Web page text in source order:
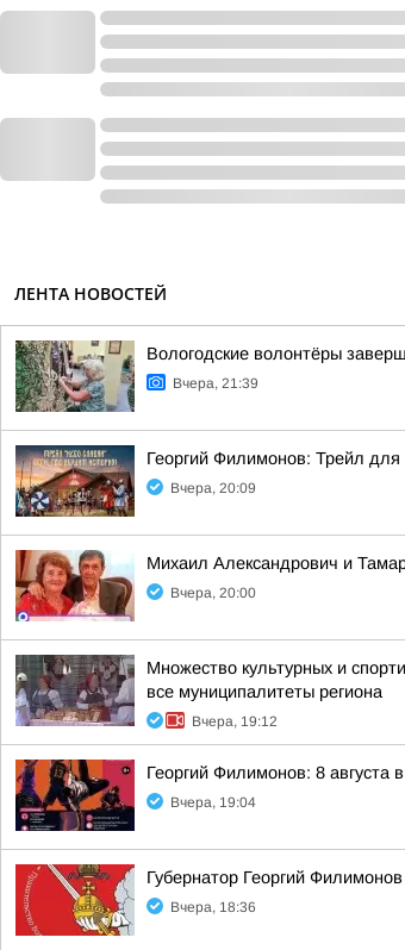
ЛЕНТА НОВОСТЕЙ
Вологодские волонтёры
Вчера, 21:39
Георгий Филимонов: Трейл
Вчера, 20:09
Михаил Александрович и
Вчера, 20:00
Множество культурных и
все муниципалитеты региона
Вчера, 19:12
Георгий Филимонов: 8 августа
Вчера, 19:04
Губернатор Георгий
Вчера, 18:36